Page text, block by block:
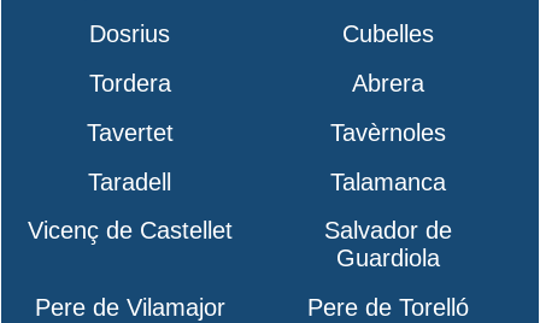
Dosrius
Cubelles
Tordera
Abrera
Tavertet
Tavèrnoles
Taradell
Talamanca
Vicenç de Castellet
Salvador de
Guardiola
Pere de Vilamajor
Pere de Torelló